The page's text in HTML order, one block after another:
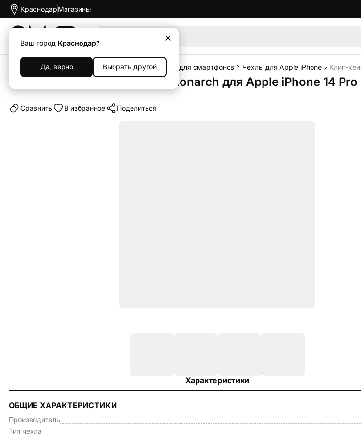
Краснодар
Ваш город Краснодар?
Да, верно Выбрать другой
Магазины
Каталог Аксессуары Чехлы Чехлы для смартфонов Чехлы для Apple iPhone Клип-
Клип-кейс (накладка) UAG Monarch для Apple iPhone 14
Cравнить В избранное Поделиться
Характеристики
ОБЩИЕ ХАРАКТЕРИСТИКИ
Производитель
Тип чехла